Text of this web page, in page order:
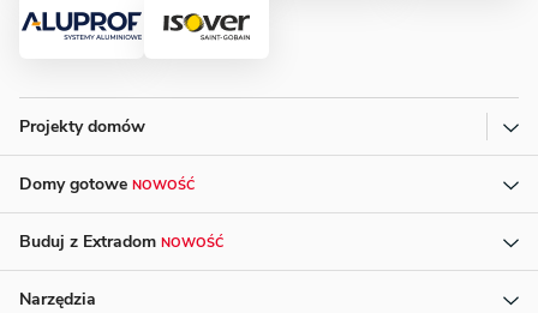
Projekty domów
Domy gotowe NOWOŚĆ
Buduj z Extradom NOWOŚĆ
Narzędzia